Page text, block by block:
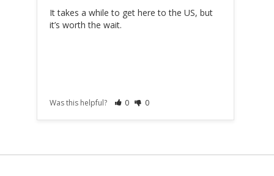
It takes a while to get here to the US, but
it’s worth the wait.
Was this helpful? 0 0